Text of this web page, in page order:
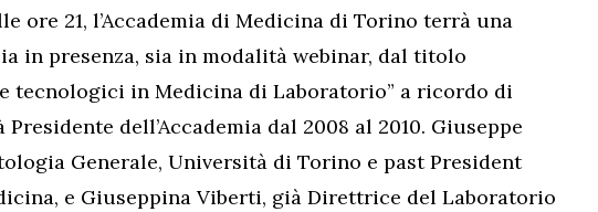
ore 21, l’Accademia di Medicina di Torino terrà una
in presenza, sia in modalità webinar, dal titolo
tecnologici in Medicina di Laboratorio” a ricordo di
dell’Accademia dal 2008 al 2010. Giuseppe
Generale, Università di Torino e past President
e Giuseppina Viberti, già Direttrice del Laboratorio